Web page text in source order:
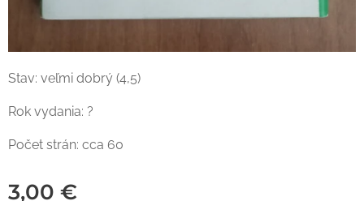
Stav: veľmi dobrý (4,5)
Rok vydania: ?
Počet strán: cca 60
3,00 €